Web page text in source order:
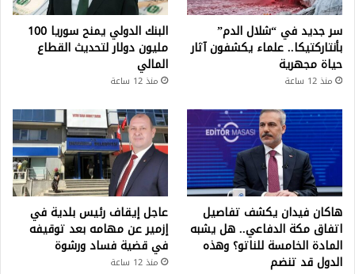
سر جديد في “شلال الدم”
بأنتاركتيكا.. علماء يكشفون آثار
حياة مجهرية
منذ 12 ساعة
البنك الدولي يمنح سوريا 100
مليون دولار لتحديث القطاع
المالي
منذ 12 ساعة
هاكان فيدان يكشف تفاصيل
اتفاق مكة الدفاعي.. هل يشبه
المادة الخامسة للناتو؟ وهذه
الدول قد تنضم
عاجل إيقاف رئيس بلدية في
إزمير عن مهامه بعد توقيفه
في قضية فساد ورشوة
منذ 12 ساعة